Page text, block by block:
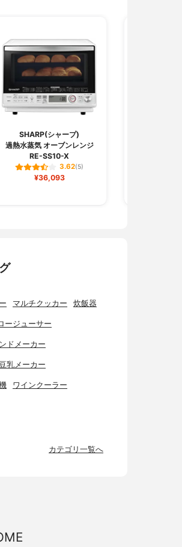
SHARP(シャープ)
過熱水蒸気 オーブンレンジ
RE-SS10-X
3.62(5)
¥36,093
マルチクッカー 炊飯器
ージューサー
ドメーカー
豆乳メーカー
ワインクーラー
カテゴリ一覧へ